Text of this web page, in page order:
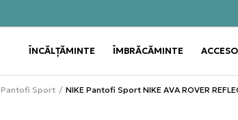
ÎNCĂLȚĂMINTE Use
ÎMBRĂCĂMINTE Use
Pantofi Sport NIKE Pantofi Sport NIKE AVA ROVER